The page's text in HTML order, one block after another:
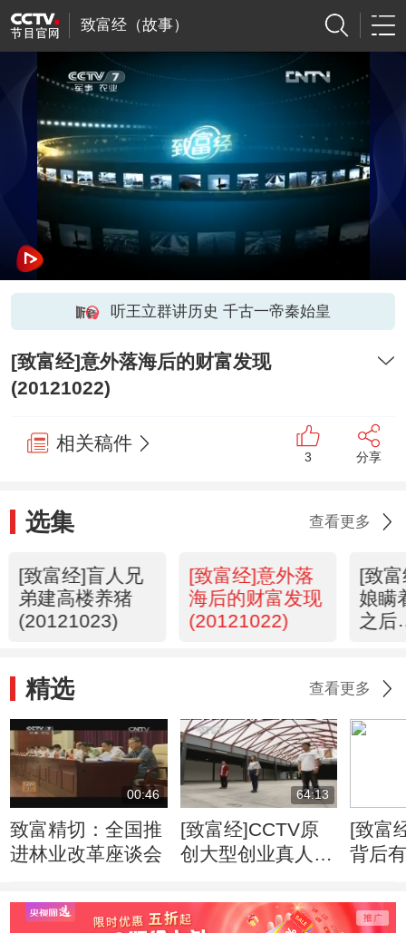
致富经（故事）
听王立群讲历史 千古一帝秦始皇
[致富经]意外落海后的财富发现
(20121022)
相关稿件
3 分享
选集 查看更多
[致富经]盲人兄
弟建高楼养猪
(20121023)
[致富经]意外落
海后的财富发现
(20121022)
[致
娘瞒
之后
精选 查看更多
00:46
致富精切：全国推
进林业改革座谈会
64:13
[致富经]CCTV原
创大型创业真人秀
(20140503)
[致富
背后